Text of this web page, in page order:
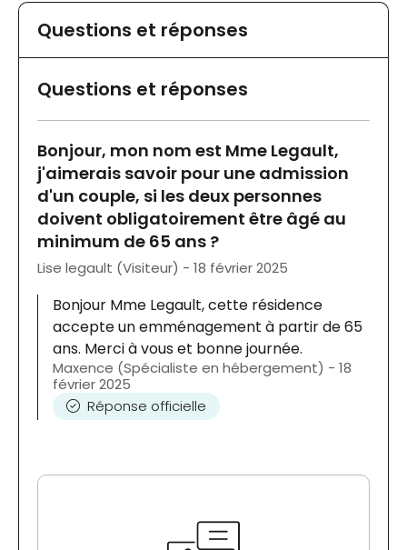
Questions et réponses
Questions et réponses
Bonjour, mon nom est Mme Legault,
j'aimerais savoir pour une admission
d'un couple, si les deux personnes
doivent obligatoirement être âgé au
minimum de 65 ans ?
Lise legault (Visiteur) - 18 février 2025
Bonjour Mme Legault, cette résidence
accepte un emménagement à partir de 65
ans. Merci à vous et bonne journée.
Maxence (Spécialiste en hébergement) - 18
février 2025
Réponse officielle